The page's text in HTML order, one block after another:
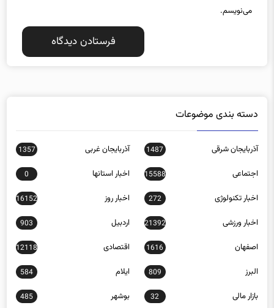
می‌نویسم.
دسته بندی موضوعات
آذربایجان شرقی 1487 آذربایجان غربی 1357
اجتماعی 15588 اخبار استانها 0
اخبار تکنولوژی 272 اخبار روز 16152
اخبار ورزشی 21392 اردبیل 903
اصفهان 1616 اقتصادی 12118
البرز 809 ایلام 584
بازار مالی 32 بوشهر 485